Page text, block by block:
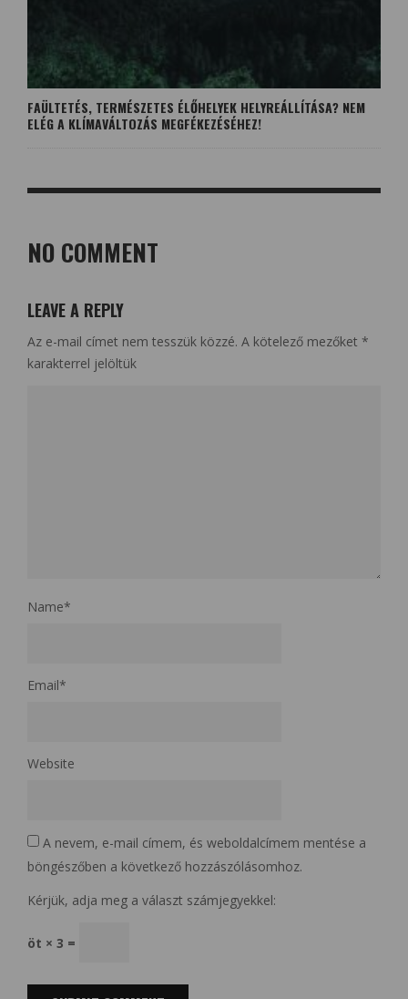
FAÜLTETÉS, TERMÉSZETES ÉLŐHELYEK HELYREÁLLÍTÁSA? NEM
ELÉG A KLÍMAVÁLTOZÁS MEGFÉKEZÉSÉHEZ!
NO COMMENT
LEAVE A REPLY
Az e-mail címet nem tesszük közzé. A kötelező mezőket *
karakterrel jelöltük
Name*
Email*
Website
A nevem, e-mail címem, és weboldalcímem mentése a
böngészőben a következő hozzászólásomhoz.
Kérjük, adja meg a választ számjegyekkel:
öt × 3 =